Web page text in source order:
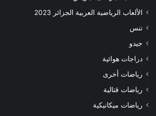
الألعاب الرياضية العربية الجزائر 2023
تنس
جيدو
دراجات هوائية
رياضات أخرى
رياضات قتالية
رياضات ميكانيكية